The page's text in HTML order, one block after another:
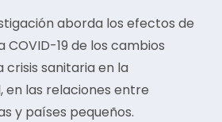
aborda los efectos de
COVID-19 de los cambios
crisis sanitaria en la
en las relaciones entre
y países pequeños.